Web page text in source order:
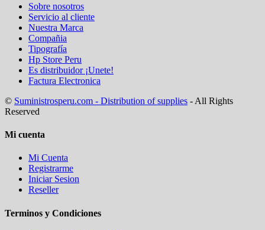
Sobre nosotros
Servicio al cliente
Nuestra Marca
Compañia
Tipografía
Hp Store Peru
Es distribuidor ¡Unete!
Factura Electronica
© Suministrosperu.com - Distribution of supplies - All Rights
Reserved
Mi cuenta
Mi Cuenta
Registrarme
Iniciar Sesion
Reseller
Terminos y Condiciones